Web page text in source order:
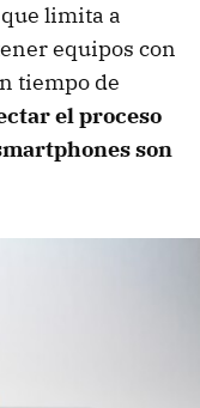
limita a
equipos con
tiempo de
el proceso
son